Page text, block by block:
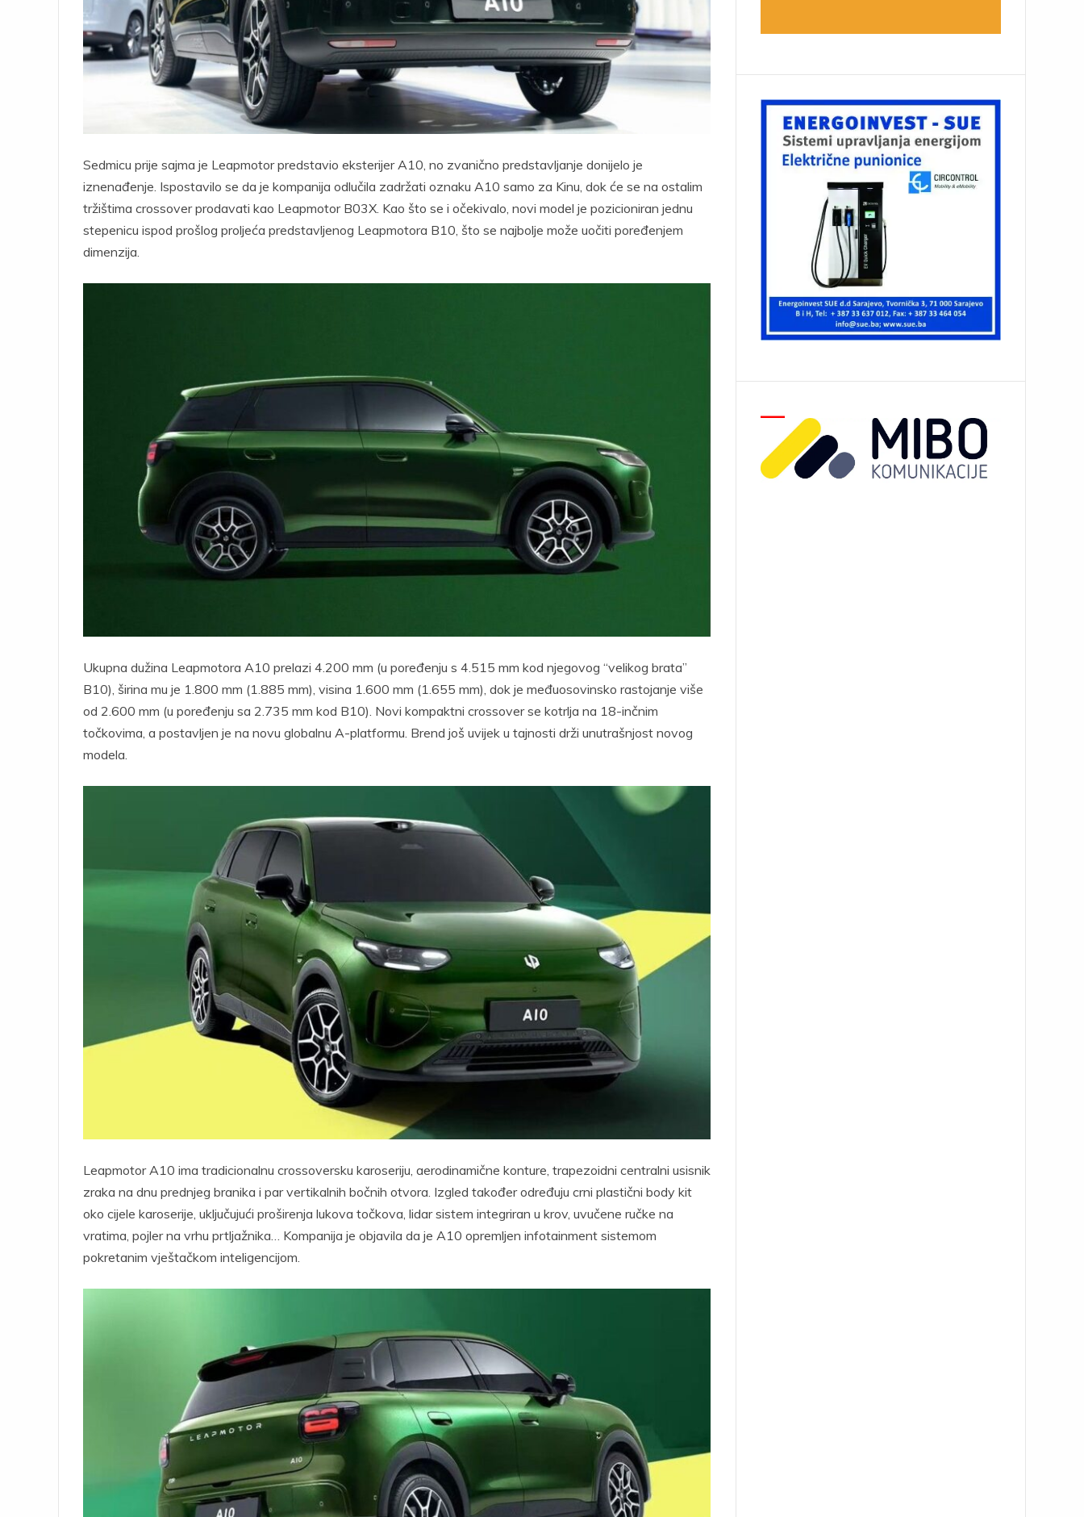
Sedmicu prije sajma je Leapmotor predstavio eksterijer A10, no zvanično predstavljanje donijelo je
iznenađenje. Ispostavilo se da je kompanija odlučila zadržati oznaku A10 samo za Kinu, dok će se na ostalim
tržištima crossover prodavati kao Leapmotor B03X. Kao što se i očekivalo, novi model je pozicioniran jednu
stepenicu ispod prošlog proljeća predstavljenog Leapmotora B10, što se najbolje može uočiti poređenjem
dimenzija.
Ukupna dužina Leapmotora A10 prelazi 4.200 mm (u poređenju s 4.515 mm kod njegovog “velikog brata”
B10), širina mu je 1.800 mm (1.885 mm), visina 1.600 mm (1.655 mm), dok je međuosovinsko rastojanje više
od 2.600 mm (u poređenju sa 2.735 mm kod B10). Novi kompaktni crossover se kotrlja na 18-inčnim
točkovima, a postavljen je na novu globalnu A-platformu. Brend još uvijek u tajnosti drži unutrašnjost novog
modela.
Leapmotor A10 ima tradicionalnu crossoversku karoseriju, aerodinamične konture, trapezoidni centralni usisnik
zraka na dnu prednjeg branika i par vertikalnih bočnih otvora. Izgled također određuju crni plastični body kit
oko cijele karoserije, uključujući proširenja lukova točkova, lidar sistem integriran u krov, uvučene ručke na
vratima, pojler na vrhu prtljažnika… Kompanija je objavila da je A10 opremljen infotainment sistemom
pokretanim vještačkom inteligencijom.